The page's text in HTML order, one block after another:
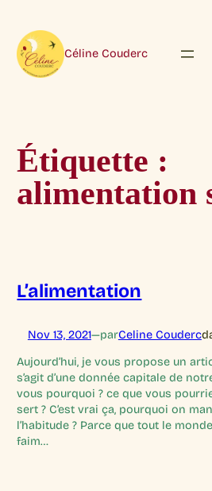
contenu
Céline Couderc
Étiquette :
alimentation
L’alimentation
Nov 13, 2021—parCeline Couderc
Aujourd’hui, je vous propose un
s’agit d’une donnée capitale de
vous pourquoi ? ce que vous
sert ? C’est vrai ça, pourquoi on
l’habitude ? Parce que tout le
faim…